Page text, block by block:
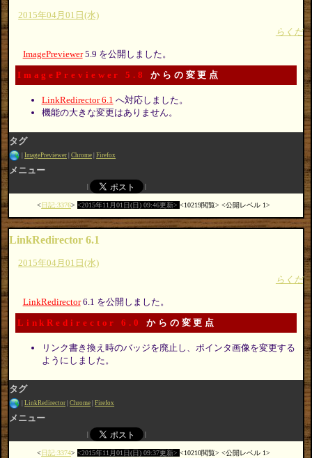
2015年04月01日(水)
らくだ
ImagePreviewer5.9 を公開しました。
ImagePreviewer 5.8 からの変更点
LinkRedirector 6.1 へ対応しました。
機能の大きな変更はありません。
タグ
ImagePreviewer Chrome Firefox
メニュー
日記:3376 2015年11月01日(日) 09:46更新 10219閲覧 公開レベル 1
LinkRedirector 6.1
2015年04月01日(水)
らくだ
LinkRedirector6.1 を公開しました。
LinkRedirector 6.0 からの変更点
リンク書き換え時のバッジを廃止し、ポインタ画像を変更する
ようにしました。
タグ
LinkRedirector Chrome Firefox
メニュー
日記:3374 2015年11月01日(日) 09:37更新 10210閲覧 公開レベル 1